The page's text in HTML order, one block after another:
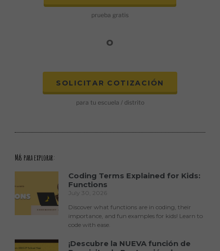
prueba gratis
o
SOLICITAR COTIZACIÓN
para tu escuela / distrito
Más para explorar:
Coding Terms Explained for Kids:
Functions
July 30, 2026
Discover what functions are in coding, their
importance, and fun examples for kids! Learn to
code with ease.
¡Descubre la NUEVA función de